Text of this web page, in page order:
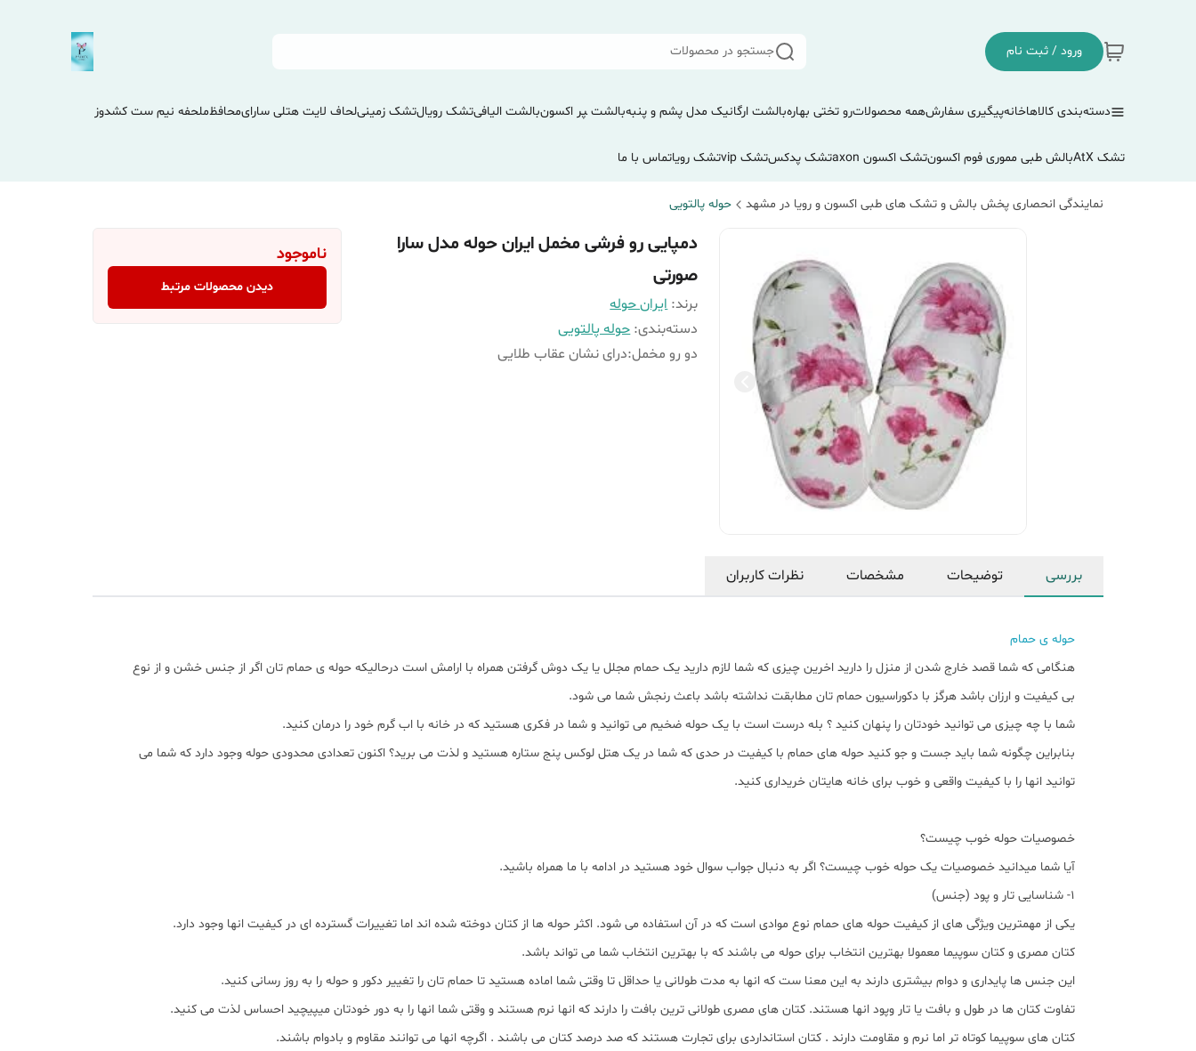
ورود / ثبت نام جستجو در محصولات
دسته‌بندی کالاهاخانهپیگیری سفارشهمه محصولاترو تختی بهارهبالشت ارگانیک مدل پشم و پنبهبالشت ‍‍‍پر اکسونبالشت الیافیتشک رویالتشک زمینیلحاف لایت هتلی سارایمحافظملحفه نیم ست کشدوز
تشک AtX بالش طبی مموری فوم اکسونتشک اکسون axon تشک پدکستشک vip تشک رویاتماس با ما
نمایندگی انحصاری پخش بالش و تشک های طبی اکسون و رویا در مشهد حوله پالتویی
دمپایی رو فرشی مخمل ایران حوله مدل سارا
صورتی
برند: ایران حوله
دسته‌بندی:حوله پالتویی
دو رو مخمل:درای نشان عقاب طلایی
ناموجود
دیدن محصولات مرتبط
بررسی توضیحات مشخصات نظرات کاربران
حوله ی حمام
هنگامی که شما قصد خارج شدن از منزل را دارید اخرین چیزی که شما لازم دارید یک حمام مجلل یا یک دوش گرفتن همراه با ارامش است درحالیکه حوله ی حمام تان اگر از جنس خشن و از نوع
بی کیفیت و ارزان باشد هرگز با دکوراسیون حمام تان مطابقت نداشته باشد باعث رنجش شما می شود.
شما با چه چیزی می توانید خودتان را پنهان کنید ؟ بله درست است با یک حوله ضخیم می توانید و شما در فکری هستید که در خانه با اب گرم خود را درمان کنید.
بنابراین چگونه شما باید جست و جو کنید حوله های حمام با کیفیت در حدی که شما در یک هتل لوکس پنج ستاره هستید و لذت می برید؟ اکنون تعدادی محدودی حوله وجود دارد که شما می
توانید انها را با کیفیت واقعی و خوب برای خانه هایتان خریداری کنید.
خصوصیات حوله خوب چیست؟
آیا شما میدانید خصوصیات یک حوله خوب چیست؟ اگر به دنبال جواب سوال خود هستید در ادامه با ما همراه باشید.
1- شناسایی تار و پود (جنس)
یکی از مهمترین ویژگی های از کیفیت حوله های حمام نوع موادی است که در آن استفاده می شود. اکثر حوله ها از کتان دوخته شده اند اما تغییرات گسترده ای در کیفیت انها وجود دارد.
کتان مصری و کتان سوپیما معمولا بهترین انتخاب برای حوله می باشند که با بهترین انتخاب شما می تواند باشد.
این جنس ها پایداری و دوام بیشتری دارند به این معنا ست که انها به مدت طولانی یا حداقل تا وقتی شما اماده هستید تا حمام تان را تغییر دکور و حوله را به روز رسانی کنید.
تفاوت کتان ها در طول و بافت یا تار وپود انها هستند. کتان های مصری طولانی ترین بافت را دارند که انها نرم هستند و وقتی شما انها را به دور خودتان میپیچید احساس لذت می کنید.
کتان های سوپیما کوتاه تر اما نرم و مقاومت دارند . کتان استانداردی برای تجارت هستند که صد درصد کتان می باشند . اگرچه انها می توانند مقاوم و بادوام باشند.